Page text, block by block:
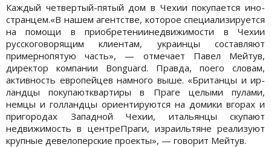
Каждый четвертый-пятый дом в Чехии покупается ино-
странцем.«В нашем агентстве, которое специализируется
на помощи в приобретениинедвижимости в Чехии
русскоговорящим клиентам, украинцы составляют
примернопятую часть», — отмечает Павел Мейтув,
директор компании Bonguard. Правда, поего словам,
активность европейцев намного выше. «Британцы и ир-
ландцы покупаютквартиры в Праге целыми пулами,
немцы и голландцы ориентируются на домики вгорах и
пригородах Западной Чехии, итальянцы скупают
недвижимость в центреПраги, израильтяне реализуют
крупные девелоперские проекты», — говорит Мейтув.